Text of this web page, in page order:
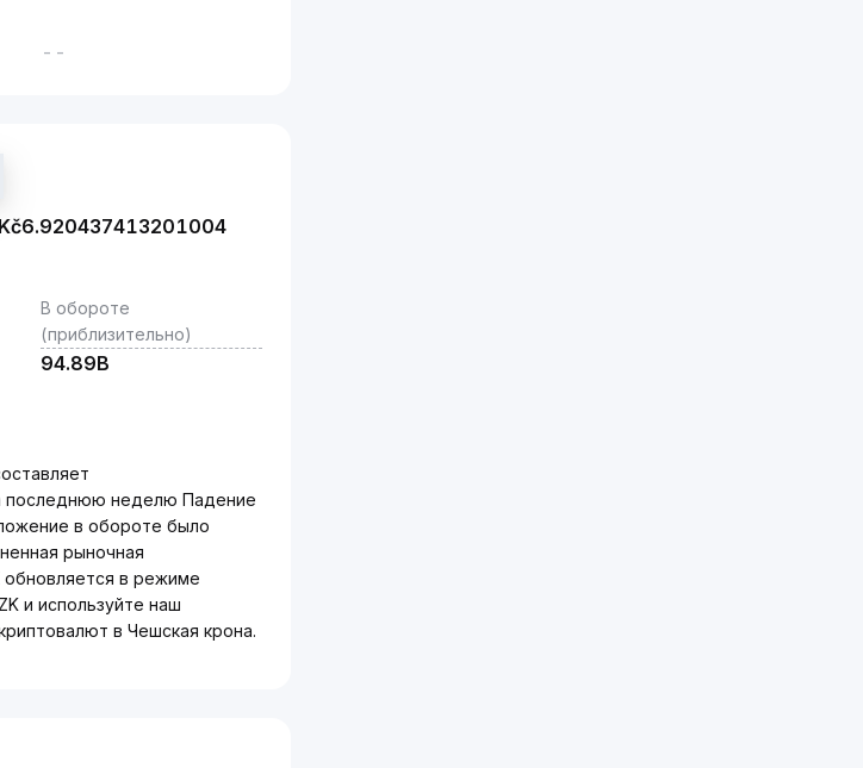
--
Kč6.920437413201004
В обороте
(приблизительно)
94.89B
последнюю неделю Падение
в обороте было
рыночная
обновляется в режиме
и используйте наш
в Чешская крона.